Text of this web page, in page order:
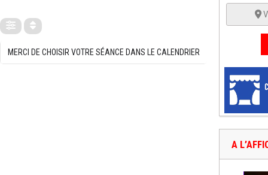
MERCI DE CHOISIR VOTRE SÉANCE DANS LE CALENDRIER
A